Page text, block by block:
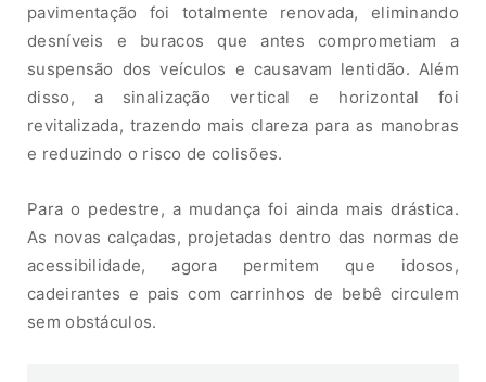
pavimentação foi totalmente renovada, eliminando
desníveis e buracos que antes comprometiam a
suspensão dos veículos e causavam lentidão. Além
disso, a sinalização vertical e horizontal foi
revitalizada, trazendo mais clareza para as manobras
e reduzindo o risco de colisões.
Para o pedestre, a mudança foi ainda mais drástica.
As novas calçadas, projetadas dentro das normas de
acessibilidade, agora permitem que idosos,
cadeirantes e pais com carrinhos de bebê circulem
sem obstáculos.